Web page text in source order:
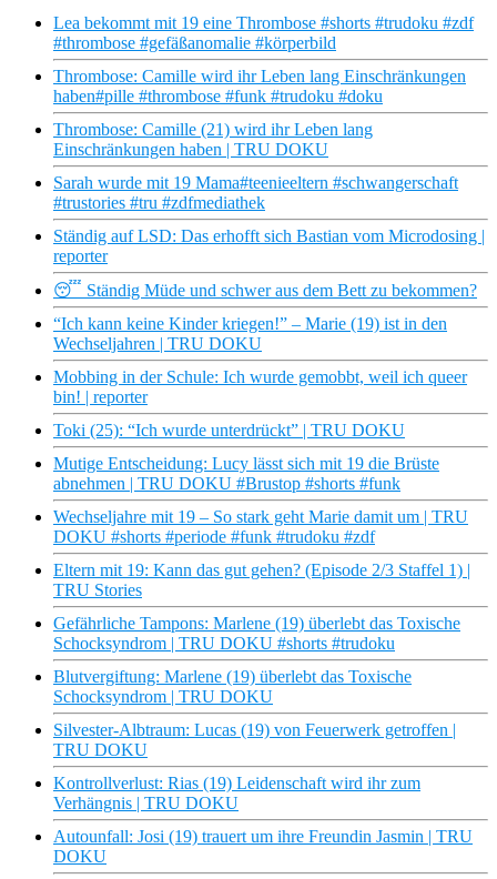
Lea bekommt mit 19 eine Thrombose #shorts #trudoku #zdf
#thrombose #gefäßanomalie #körperbild
Thrombose: Camille wird ihr Leben lang Einschränkungen
haben#pille #thrombose #funk #trudoku #doku
Thrombose: Camille (21) wird ihr Leben lang
Einschränkungen haben | TRU DOKU
Sarah wurde mit 19 Mama#teenieeltern #schwangerschaft
#trustories #tru #zdfmediathek
Ständig auf LSD: Das erhofft sich Bastian vom Microdosing |
reporter
😴 Ständig Müde und schwer aus dem Bett zu bekommen?
“Ich kann keine Kinder kriegen!” – Marie (19) ist in den
Wechseljahren | TRU DOKU
Mobbing in der Schule: Ich wurde gemobbt, weil ich queer
bin! | reporter
Toki (25): “Ich wurde unterdrückt” | TRU DOKU
Mutige Entscheidung: Lucy lässt sich mit 19 die Brüste
abnehmen | TRU DOKU #Brustop #shorts #funk
Wechseljahre mit 19 – So stark geht Marie damit um | TRU
DOKU #shorts #periode #funk #trudoku #zdf
Eltern mit 19: Kann das gut gehen? (Episode 2/3 Staffel 1) |
TRU Stories
Gefährliche Tampons: Marlene (19) überlebt das Toxische
Schocksyndrom | TRU DOKU #shorts #trudoku
Blutvergiftung: Marlene (19) überlebt das Toxische
Schocksyndrom | TRU DOKU
Silvester-Albtraum: Lucas (19) von Feuerwerk getroffen |
TRU DOKU
Kontrollverlust: Rias (19) Leidenschaft wird ihr zum
Verhängnis | TRU DOKU
Autounfall: Josi (19) trauert um ihre Freundin Jasmin | TRU
DOKU